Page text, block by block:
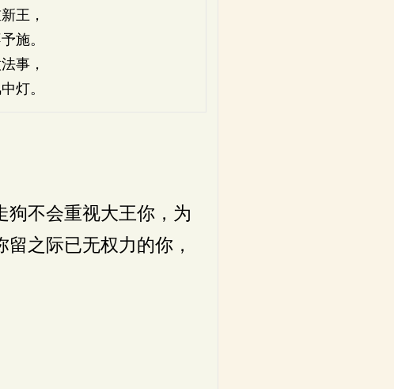
王，
施。
事，
灯。
狗不会重视大王你，为
之际已无权力的你，